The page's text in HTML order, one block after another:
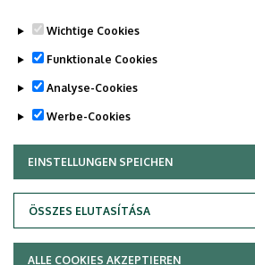
Wichtige Cookies
Funktionale Cookies
Analyse-Cookies
Werbe-Cookies
EINSTELLUNGEN SPEICHEN
ÖSSZES ELUTASÍTÁSA
ZUSTIMMUNG ZURÜCKZIEHEN
ALLE COOKIES AKZEPTIEREN
Dr. Andrea Szegedi
Direktorin, Professorin
Last update:
Adatvédelem